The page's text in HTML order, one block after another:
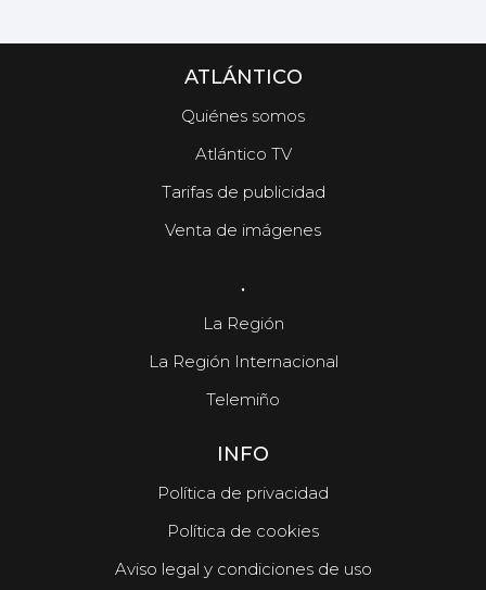
ATLÁNTICO
Quiénes somos
Atlántico TV
Tarifas de publicidad
Venta de imágenes
.
La Región
La Región Internacional
Telemiño
INFO
Política de privacidad
Política de cookies
Aviso legal y condiciones de uso